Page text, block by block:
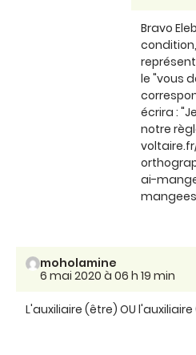
Bravo
le "vous
écrira :
notre
ai-
moholamine
6 mai 2020 à 06 h 19 min
L'auxiliaire (être) OU